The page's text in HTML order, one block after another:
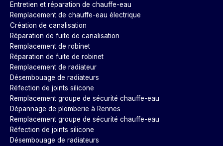
Entretien et réparation de chauffe-eau
Remplacement de chauffe-eau électrique
Création de canalisation
Réparation de fuite de canalisation
Remplacement de robinet
Réparation de fuite de robinet
Remplacement de radiateur
Désembouage de radiateurs
Réfection de joints silicone
Remplacement groupe de sécurité chauffe-eau
Dépannage de plomberie à Rennes
Remplacement groupe de sécurité chauffe-eau
Réfection de joints silicone
Désembouage de radiateurs